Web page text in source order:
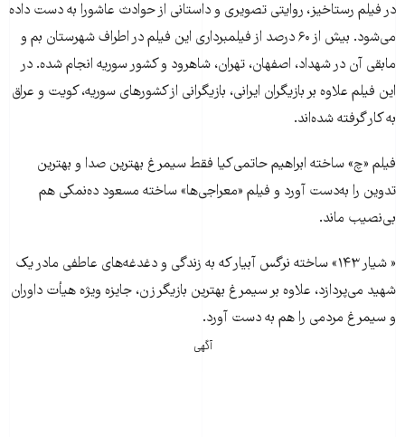
در فیلم رستاخیز، روایتی تصویری و داستانی از حوادث عاشورا به دست داده
می‌شود. بیش از ۶۰ درصد از فیلمبرداری این فیلم در اطراف شهرستان بم و
مابقی آن در شهداد، اصفهان، تهران، شاهرود و کشور سوریه انجام شده. در
این فیلم علاوه بر بازیگران ایرانی، بازیگرانی از کشورهای سوریه، کویت و عراق
به کار گرفته شده‌اند.
فیلم «چ» ساخته ابراهیم حاتمی‌کیا فقط سیمرغ بهترین صدا و بهترین
تدوین را به‌دست آورد و فیلم «معراجی‌ها» ساخته مسعود ده‌نمکی هم
بی‌نصیب ماند.
« شیار ۱۴۳» ساخته نرگس آبیار که به زندگی و دغدغه‌های عاطفی مادر یک
شهید می‌پردازد، علاوه بر سیمرغ بهترین بازیگر زن، جایزه ویژه هیأت داوران
و سیمرغ مردمی را هم به دست آورد.
آگهی